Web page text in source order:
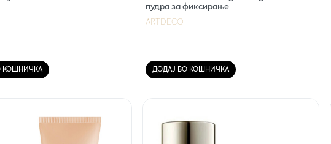
КОШНИЧКА
пудра за фиксирање
ARTDECO
ДОДАЈ ВО КОШНИЧКА